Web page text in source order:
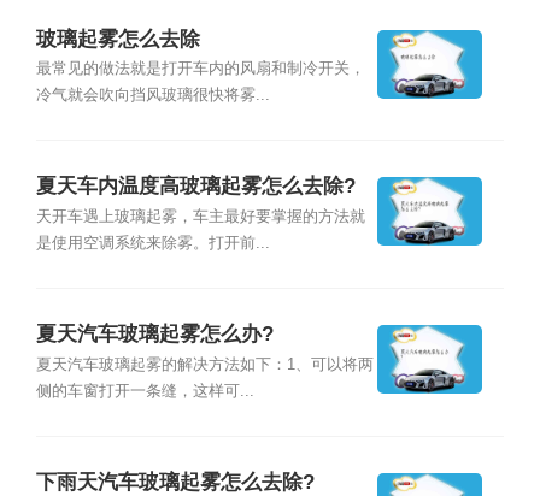
玻璃起雾怎么去除
最常见的做法就是打开车内的风扇和制冷开关，
冷气就会吹向挡风玻璃很快将雾...
夏天车内温度高玻璃起雾怎么去除?
天开车遇上玻璃起雾，车主最好要掌握的方法就
是使用空调系统来除雾。打开前...
夏天汽车玻璃起雾怎么办?
夏天汽车玻璃起雾的解决方法如下：1、可以将两
侧的车窗打开一条缝，这样可...
下雨天汽车玻璃起雾怎么去除?